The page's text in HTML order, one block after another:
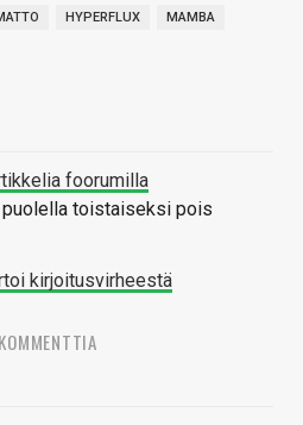
HYPERFLUX MAMBA
foorumilla
toistaiseksi pois
kirjoitusvirheestä